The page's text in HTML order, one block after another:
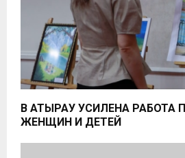
В АТЫРАУ УСИЛЕНА РАБОТА
ЖЕНЩИН И ДЕТЕЙ